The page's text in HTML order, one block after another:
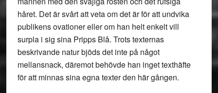
håret. Det är svårt att veta om det är för att undvika
publikens ovationer eller om han helt enkelt vill
surpla i sig sina Pripps Blå. Trots texternas
beskrivande natur bjöds det inte på något
mellansnack, däremot behövde han inget texthäfte
för att minnas sina egna texter den här gången.